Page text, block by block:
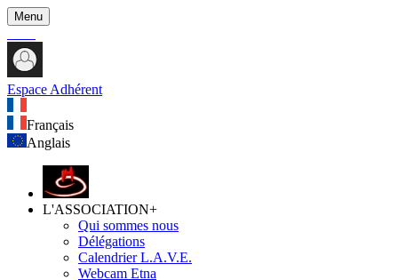
Menu
Espace Adhérent
Français
Anglais
L'ASSOCIATION+
Qui sommes nous
Délégations
Calendrier L.A.V.E.
Webcam Etna